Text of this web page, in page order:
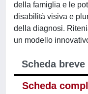
della famiglia e le
disabilità visiva e
della diagnosi.
un modello
Scheda breve
Scheda